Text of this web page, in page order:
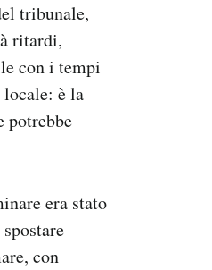
tribunale,
ritardi,
con i tempi
è la
potrebbe
era stato
con